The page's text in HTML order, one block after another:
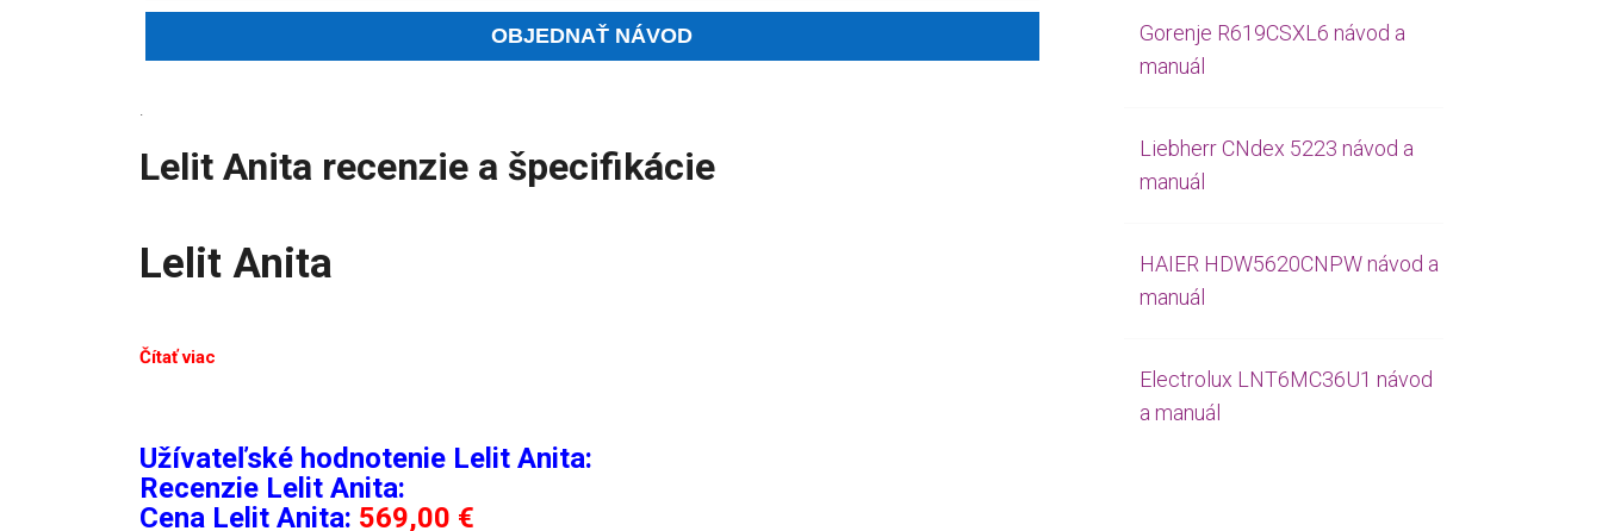
.
Lelit Anita recenzie a špecifikácie
Lelit Anita
Čítať viac
Užívateľské hodnotenie Lelit Anita:
Recenzie Lelit Anita:
Cena Lelit Anita: 569,00 €
Gorenje R619CSXL6 návod a
manuál
Liebherr CNdex 5223 návod a
manuál
HAIER HDW5620CNPW návod a
manuál
Electrolux LNT6MC36U1 návod
a manuál